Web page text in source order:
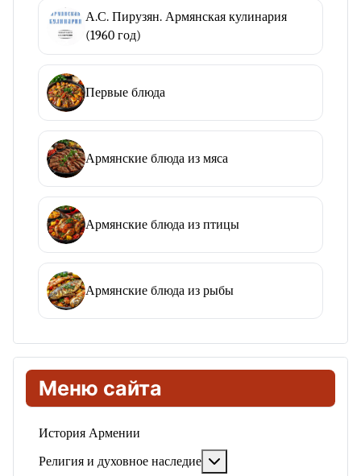
Меню сайта
История Армении
Религия и духовное наследие
А.С. Пирузян. Армянская кулинария
(1960 год)
Первые блюда
Армянские блюда из мяса
Армянские блюда из птицы
Армянские блюда из рыбы